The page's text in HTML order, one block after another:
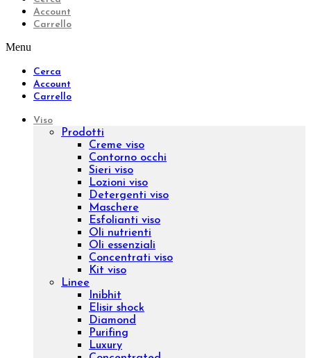
Chiama il +39 02 400 31 732 – Scrivi a
ufficioacquisti@evagroupitalia.com